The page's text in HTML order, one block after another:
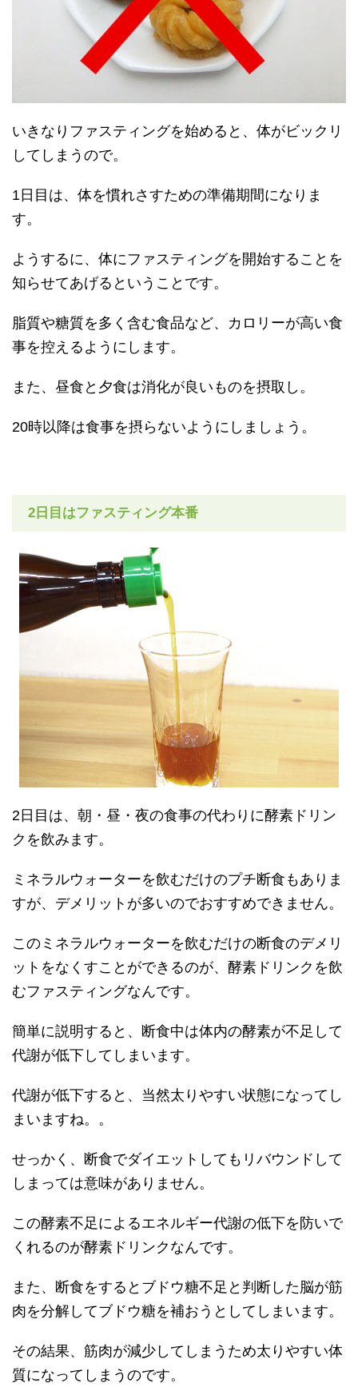
いきなりファスティングを始めると、体がビックリ
してしまうので。
1日目は、体を慣れさすための準備期間になりま
す。
ようするに、体にファスティングを開始することを
知らせてあげるということです。
脂質や糖質を多く含む食品など、カロリーが高い食
事を控えるようにします。
また、昼食と夕食は消化が良いものを摂取し。
20時以降は食事を摂らないようにしましょう。
2日目はファスティング本番
2日目は、朝・昼・夜の食事の代わりに酵素ドリン
クを飲みます。
ミネラルウォーターを飲むだけのプチ断食もありま
すが、デメリットが多いのでおすすめできません。
このミネラルウォーターを飲むだけの断食のデメリ
ットをなくすことができるのが、酵素ドリンクを飲
むファスティングなんです。
簡単に説明すると、断食中は体内の酵素が不足して
代謝が低下してしまいます。
代謝が低下すると、当然太りやすい状態になってし
まいますね。。
せっかく、断食でダイエットしてもリバウンドして
しまっては意味がありません。
この酵素不足によるエネルギー代謝の低下を防いで
くれるのが酵素ドリンクなんです。
また、断食をするとブドウ糖不足と判断した脳が筋
肉を分解してブドウ糖を補おうとしてしまいます。
その結果、筋肉が減少してしまうため太りやすい体
質になってしまうのです。